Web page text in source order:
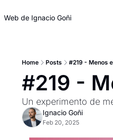
Web de Ignacio Goñi
Home Posts #219 - Menos
#219 -
Un experimento de
Ignacio Goñi
Feb 20, 2025